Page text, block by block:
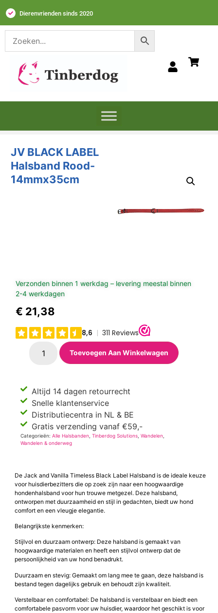
Dierenvrienden sinds 2020
JV BLACK LABEL
Halsband Rood-
14mmx35cm
Verzonden binnen 1 werkdag – levering meestal binnen
2-4 werkdagen
€ 21,38
Toevoegen Aan Winkelwagen
Altijd 14 dagen retourrecht
Snelle klantenservice
Distributiecentra in NL & BE
Gratis verzending vanaf €59,-
Categorieën:Alle Halsbanden ,Tinberdog Solutions ,Wandelen
Wandelen & onderweg
De Jack and Vanilla Timeless Black Label Halsband is de ideale keuze
voor huisdierbezitters die op zoek zijn naar een hoogwaardige
hondenhalsband voor hun trouwe metgezel. Deze halsband,
ontworpen met duurzaamheid en stijl in gedachten, biedt uw hond
comfort en een vleugje elegantie.
Belangrijkste kenmerken:
Stijlvol en duurzaam ontwerp: Deze halsband is gemaakt van
hoogwaardige materialen en heeft een stijlvol ontwerp dat de
persoonlijkheid van uw hond benadrukt.
Duurzaam en stevig: Gemaakt om lang mee te gaan, deze halsband is
bestand tegen dagelijks gebruik en behoudt zijn kwaliteit.
Verstelbaar en comfortabel: De halsband is verstelbaar en biedt een
comfortabele pasvorm voor uw huisdier, waardoor het geschikt is voor